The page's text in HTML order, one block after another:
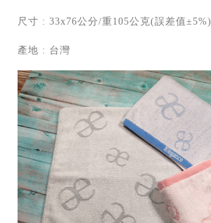
尺寸 : 33x76公分/重105公克(誤差值±5%)
產地 : 台灣